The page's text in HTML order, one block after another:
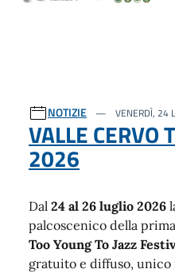
NOTIZIE VENERDÌ, 24
VALLE CERVO
2026
Dal 24 al 26 luglio 2026
palcoscenico della
Too Young To Jazz
gratuito e diffuso,